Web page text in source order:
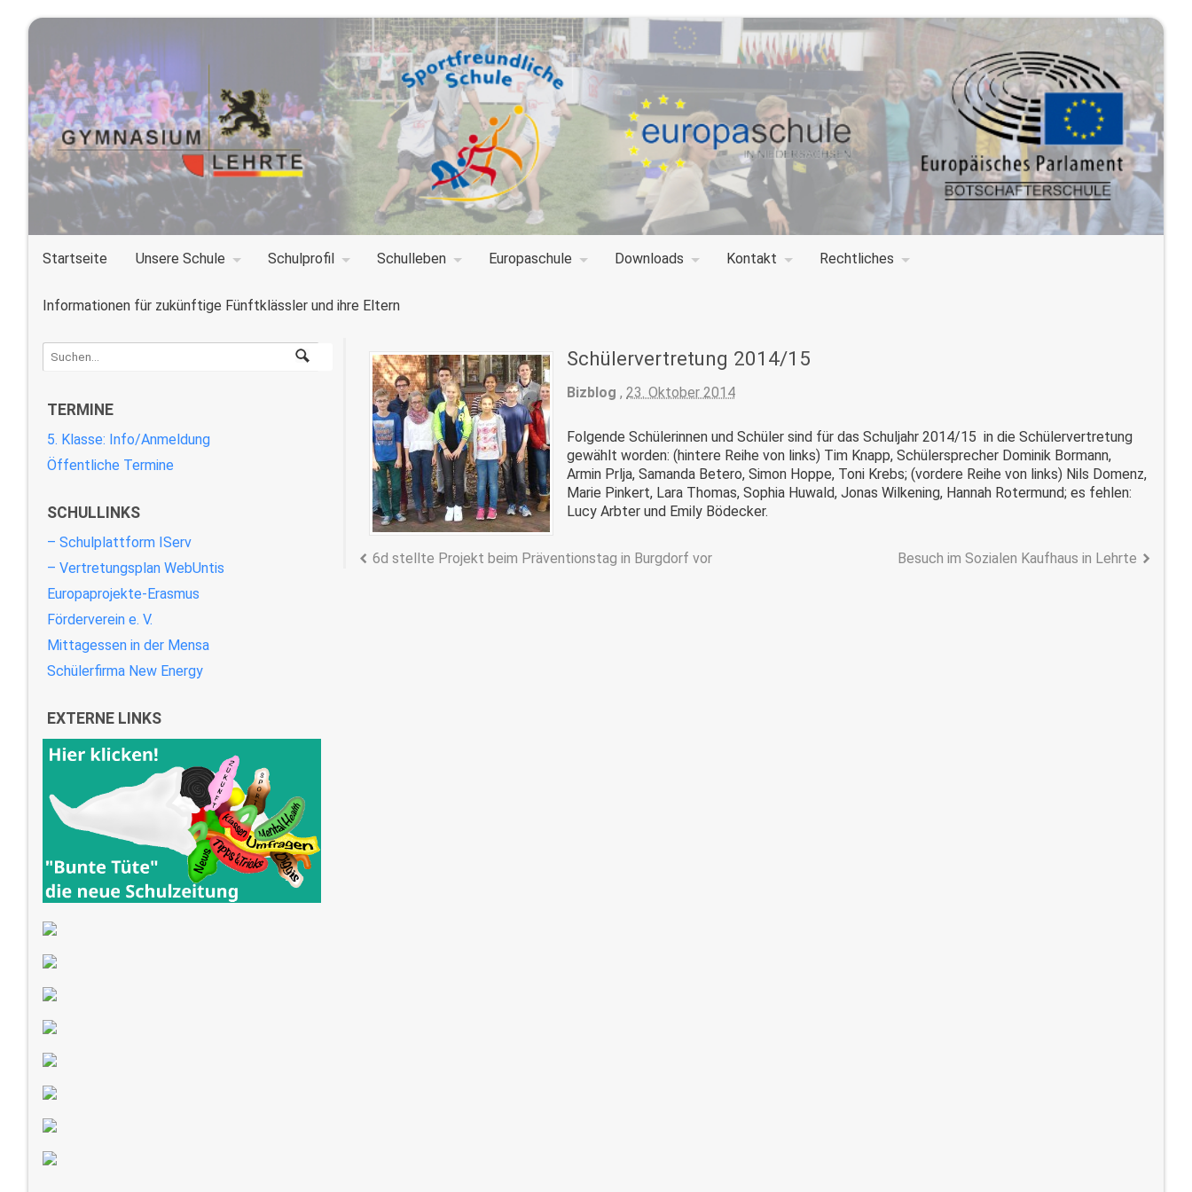
Startseite Unsere Schule Schulprofil Schulleben Europaschule Downloads Kontakt Rechtliches
Informationen für zukünftige Fünftklässler und ihre Eltern
Schülervertretung 2014/15
Bizblog ,23. Oktober 2014
Folgende Schülerinnen und Schüler sind für das Schuljahr 2014/15 in die Schülervertretung
gewählt worden: (hintere Reihe von links) Tim Knapp, Schülersprecher Dominik Bormann,
Armin Prlja, Samanda Betero, Simon Hoppe, Toni Krebs; (vordere Reihe von links) Nils Domenz,
Marie Pinkert, Lara Thomas, Sophia Huwald, Jonas Wilkening, Hannah Rotermund; es fehlen:
Lucy Arbter und Emily Bödecker.
6d stellte Projekt beim Präventionstag in Burgdorf vor Besuch im Sozialen Kaufhaus in Lehrte
TERMINE
5. Klasse: Info/Anmeldung
Öffentliche Termine
SCHULLINKS
– Schulplattform IServ
– Vertretungsplan WebUntis
Europaprojekte-Erasmus
Förderverein e. V.
Mittagessen in der Mensa
Schülerfirma New Energy
EXTERNE LINKS